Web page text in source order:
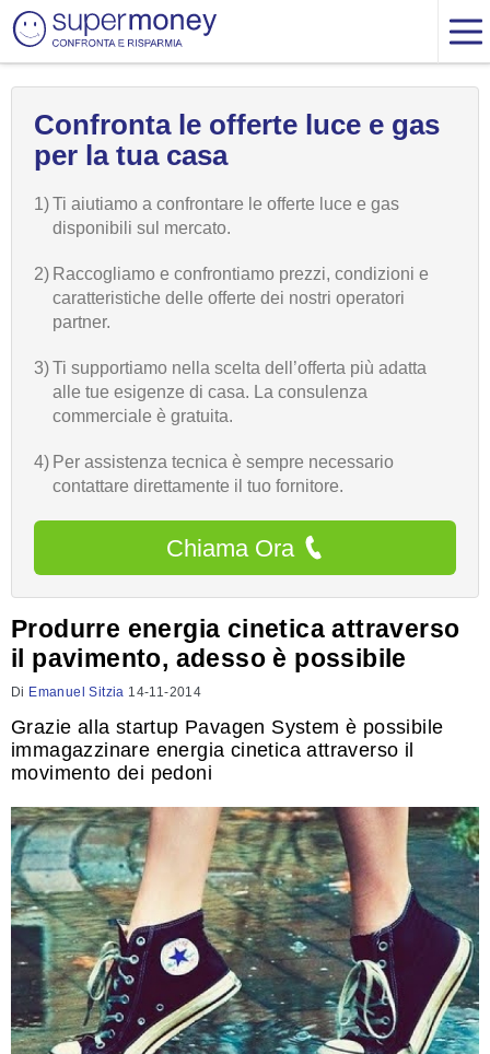
Confronta le offerte luce e gas
per la tua casa
1)Ti aiutiamo a confrontare le offerte luce e gas
disponibili sul mercato.
2) Raccogliamo e confrontiamo prezzi, condizioni e
caratteristiche delle offerte dei nostri operatori
partner.
3)Ti supportiamo nella scelta dell’offerta più adatta
alle tue esigenze di casa. La consulenza
commerciale è gratuita.
4) Per assistenza tecnica è sempre necessario
contattare direttamente il tuo fornitore.
Chiama Ora
Produrre energia cinetica attraverso
il pavimento, adesso è possibile
Di Emanuel Sitzia 14-11-2014
Grazie alla startup Pavagen System è possibile
immagazzinare energia cinetica attraverso il
movimento dei pedoni